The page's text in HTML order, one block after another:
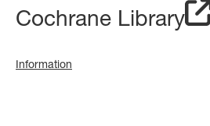
Cochrane Library
Information